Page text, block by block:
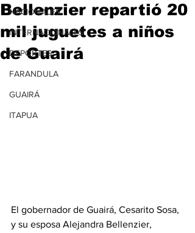
NACIONALES
INTERNACIONALES
DEPORTES
FARANDULA
GUAIRÁ
ITAPUA
Bellenzier repartió 20
mil juguetes a niños
de Guairá
El gobernador de Guairá, Cesarito Sosa,
y su esposa Alejandra Bellenzier,